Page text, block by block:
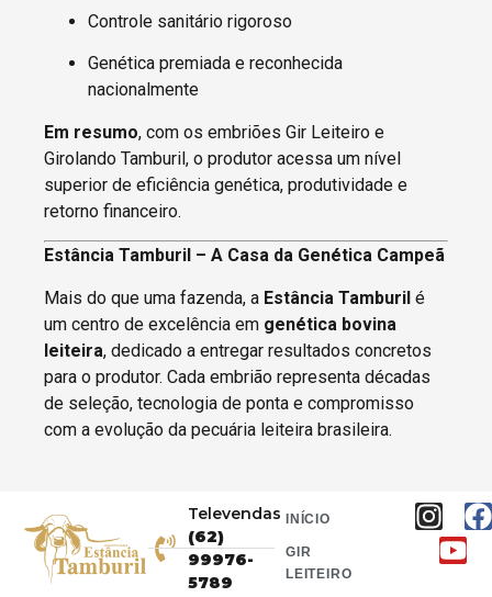
Controle sanitário rigoroso
Genética premiada e reconhecida
nacionalmente
Em resumo, com os embriões Gir Leiteiro e
Girolando Tamburil, o produtor acessa um nível
superior de eficiência genética, produtividade e
retorno financeiro.
Estância Tamburil – A Casa da Genética Campeã
Mais do que uma fazenda, a Estância Tamburil é
um centro de excelência em genética bovina
leiteira, dedicado a entregar resultados concretos
para o produtor. Cada embrião representa décadas
de seleção, tecnologia de ponta e compromisso
com a evolução da pecuária leiteira brasileira.
Televendas
(62)
99976-
5789
INÍCIO
GIR
LEITEIRO